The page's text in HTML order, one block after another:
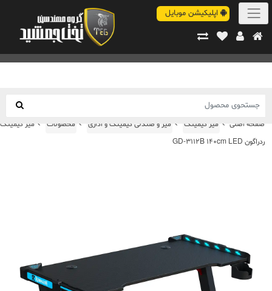
اپلیکیشن موبایل
صفحه اصلی محصولات میز و صندلی گیمینگ و اداری میز گیمینگ
میز گیمینگ
ردراگون GD-3112B 140cm LED